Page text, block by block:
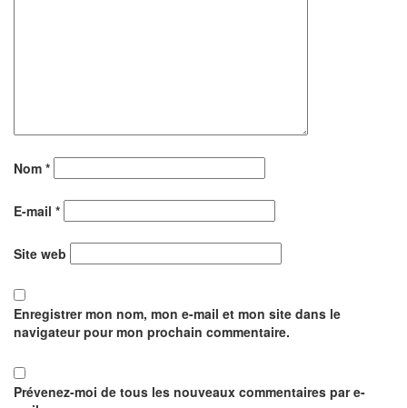
Nom *
E-mail *
Site web
Enregistrer mon nom, mon e-mail et mon site dans le
navigateur pour mon prochain commentaire.
Prévenez-moi de tous les nouveaux commentaires par e-